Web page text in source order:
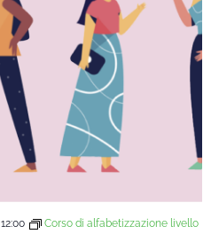
12:00
Corso di alfabetizzazione livello